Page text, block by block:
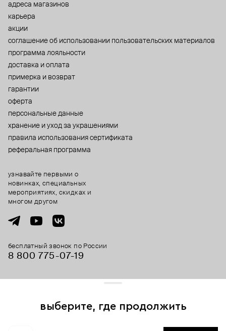
адреса магазинов
карьера
акции
cоглашение об использовании пользовательских материалов
программа лояльности
доставка и оплата
примерка и возврат
гарантии
оферта
персональные данные
хранение и уход за украшениями
правила использования сертификата
реферальная программа
бесплатный звонок по России
8 800 775⁠-07⁠-19
узнавайте первыми о
новинках, специальных
мероприятиях, скидках и
многом другом
выберите, где продолжить